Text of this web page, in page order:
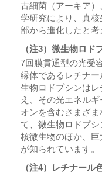
古細菌（アーキア
学研究により、真
部から進化したと考
（注3）微生物ロド
7回膜貫通型の光受
縁体であるレチナ
生物ロドプシンは
え、その光エネル
オンを含むさまざ
て、微生物ロドプ
核微生物のほか、
が知られています。
（注4）レチナール